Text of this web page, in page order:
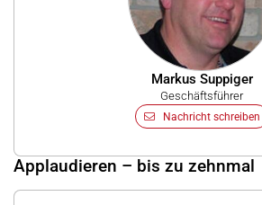
Markus Suppiger
Geschäftsführer
Nachricht schreiben
Applaudieren – bis zu zehnmal